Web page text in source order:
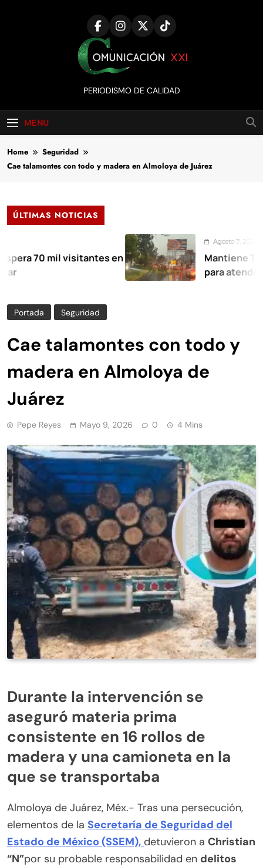
Comunicación
XXI
PERIODISMO DE CALIDAD
MENU
Home
Seguridad
Cae talamontes con todo y madera en Almoloya de Juárez
ÚLTIMAS NOTICIAS
mil visitantes en
Agosto 7, 2026
Mantiene Toluca
para atender
Portada Seguridad
Cae talamontes con todo y
madera en Almoloya de
Juárez
Pepe Reyes Mayo 9, 2026 0 4 Mins
Durante la intervención se
aseguró materia prima
consistente en 16 rollos de
madera y una camioneta en la
que se transportaba
Almoloya de Juárez, Méx.- Tras una persecución,
elementos de la Secretaría de Seguridad del
Estado de México (SSEM), detuvieron a Christian
“N”por su probable responsabilidad en delitos